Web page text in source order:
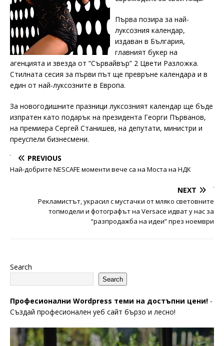
Първа позира за най-
луксозния календар,
издаван в България,
главният букер на
агенцията и звезда от “Сървайвър” 2 Цвети Разложка.
Стилната сесия за първи път ще превръне календара и в
един от най-луксозните в Европа.
За новогодишните празници луксозният календар ще бъде
изпратен като подарък на президента Георги Първанов,
на премиера Сергей Станишев, на депутати, министри и
преуспели бизнесмени.
PREVIOUS
Най-добрите NESCAFE моменти вече са на Моста на НДК
NEXT
Рекламистът, украсил с мустачки от мляко световните
топмодели и фотографът на Versace идват у нас за
“разпродажба на идеи” през ноември
Search
Search
Професионални Wordpress теми на достъпни цени! -
Създай професионален уеб сайт бързо и лесно!